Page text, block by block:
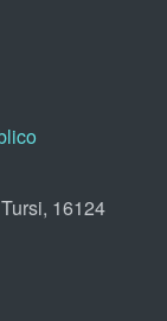
16124